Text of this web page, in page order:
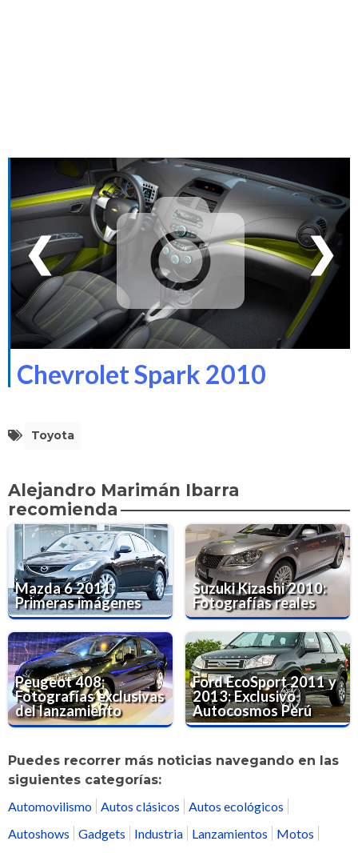
❮ ❯
Chevrolet Spark 2010
Toyota
Alejandro Marimán Ibarra
recomienda
Mazda 6 2011:
Primeras imágenes
Suzuki Kizashi 2010:
Fotografías reales
Peugeot 408:
Fotografías exclusivas
del lanzamiento
Ford EcoSport 2011 y
2013: Exclusivo
Autocosmos Perú
Puedes recorrer más noticias navegando en las
siguientes categorías:
Automovilismo Autos clásicos
Autos ecológicos
Autoshows
Gadgets Industria Lanzamientos Motos